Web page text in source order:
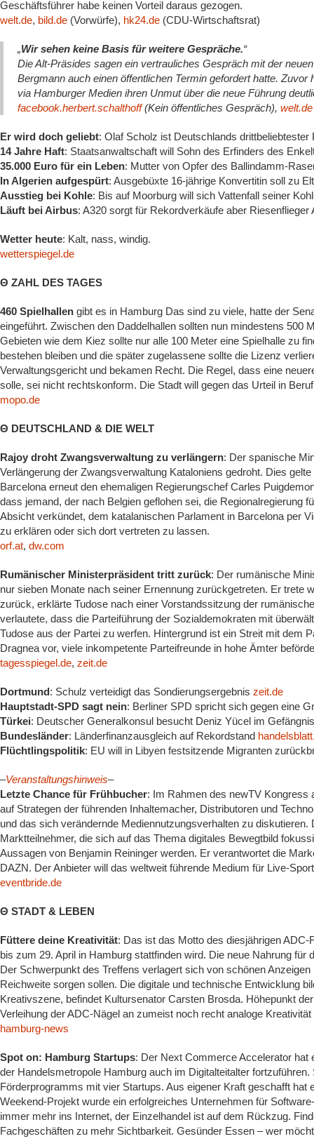
Geschäftsführer habe keinen Vorteil daraus gezogen.
welt.de, bild.de (Vorwürfe), hk24.de (CDU-Wirtschaftsrat)
„Wir sehen keine Basis für weitere Gespräche.“
Die Alt-Präsides sagen ein vertrauliches Gespräch mit der
Bergmann auch einen öffentlichen Termin gefordert hatte.
via Hamburger Medien ihren Unmut über die neue Führung
facebook.herbert.schalthoff(Kein öffentliches Gespräch), welt.de
Er wird doch geliebt: Olaf Scholz ist Deutschlands
14 Jahre Haft: Staatsanwaltschaft will Sohn des Erfinders des
35.000 Euro für ein Leben: Mutter von Opfer des Ballindamm-
In Algerien aufgespürt: Ausgebüxte 16-jährige Konvertitin soll zu
Ausstieg bei Kohle: Bis auf Moorburg will sich Vattenfall seiner
Läuft bei Airbus: A320 sorgt für Rekordverkäufe aber
Wetter heute: Kalt, nass, windig.
wetterspiegel.de
Θ ZAHL DES TAGES
460 Spielhallen gibt es in Hamburg Das sind zu viele, hatte der
eingeführt. Zwischen den Daddelhallen sollten nun mindestens 500
Gebieten wie dem Kiez sollte nur alle 100 Meter eine Spielhalle zu
bestehen bleiben und die später zugelassene sollte die Lizenz
Verwaltungsgericht und bekamen Recht. Die Regel, dass eine
solle, sei nicht rechtskonform. Die Stadt will gegen das Urteil in
mopo.de
Θ DEUTSCHLAND & DIE WELT
Rajoy droht Zwangsverwaltung zu verlängern: Der spanische
Verlängerung der Zwangsverwaltung Kataloniens gedroht. Dies
Barcelona erneut den ehemaligen Regierungschef Carles
dass jemand, der nach Belgien geflohen sei, die Regionalregierung
Absicht verkündet, dem katalanischen Parlament in Barcelona per
zu erklären oder sich dort vertreten zu lassen.
orf.at, dw.com
Rumänischer Ministerpräsident tritt zurück: Der rumänische
nur sieben Monate nach seiner Ernennung zurückgetreten. Er trete
zurück, erklärte Tudose nach einer Vorstandssitzung der
verlautete, dass die Parteiführung der Sozialdemokraten mit
Tudose aus der Partei zu werfen. Hintergrund ist ein Streit mit dem
Dragnea vor, viele inkompetente Parteifreunde in hohe Ämter
tagesspiegel.de, zeit.de
Dortmund: Schulz verteidigt das Sondierungsergebnis zeit.de
Hauptstadt-SPD sagt nein: Berliner SPD spricht sich gegen eine
Türkei: Deutscher Generalkonsul besucht Deniz Yücel im
Bundesländer: Länderfinanzausgleich auf Rekordstand
Flüchtlingspolitik: EU will in Libyen festsitzende Migranten
–Veranstaltungshinweis–
Letzte Chance für Frühbucher: Im Rahmen des newTV Kongress
auf Strategen der führenden Inhaltemacher, Distributoren und
und das sich verändernde Mediennutzungsverhalten zu
Marktteilnehmer, die sich auf das Thema digitales Bewegtbild
Aussagen von Benjamin Reininger werden. Er verantwortet die
DAZN. Der Anbieter will das weltweit führende Medium für Live-
eventbride.de
Θ STADT & LEBEN
Füttere deine Kreativität: Das ist das Motto des diesjährigen
bis zum 29. April in Hamburg stattfinden wird. Die neue Nahrung für
Der Schwerpunkt des Treffens verlagert sich von schönen
Reichweite sorgen sollen. Die digitale und technische Entwicklung
Kreativszene, befindet Kultursenator Carsten Brosda. Höhepunkt
Verleihung der ADC-Nägel an zumeist noch recht analoge Kreativität
hamburg-news
Spot on: Hamburg Startups: Der Next Commerce Accelerator hat
der Handelsmetropole Hamburg auch im Digitalteitalter
Förderprogramms mit vier Startups. Aus eigener Kraft geschafft hat
Weekend-Projekt wurde ein erfolgreiches Unternehmen für
immer mehr ins Internet, der Einzelhandel ist auf dem Rückzug.
Fachgeschäften zu mehr Sichtbarkeit. Gesünder Essen – wer